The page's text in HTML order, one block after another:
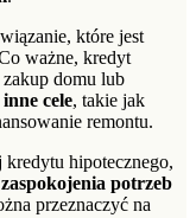
które jest
ważne, kredyt
domu lub
cele, takie jak
remontu.
hipotecznego,
potrzeb
przeznaczyć na